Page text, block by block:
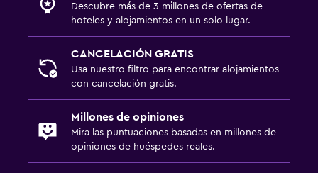
Descubre más de 3 millones de ofertas de
hoteles y alojamientos en un solo lugar.
CANCELACIÓN GRATIS
Usa nuestro filtro para encontrar alojamientos
con cancelación gratis.
Millones de opiniones
Mira las puntuaciones basadas en millones de
opiniones de huéspedes reales.